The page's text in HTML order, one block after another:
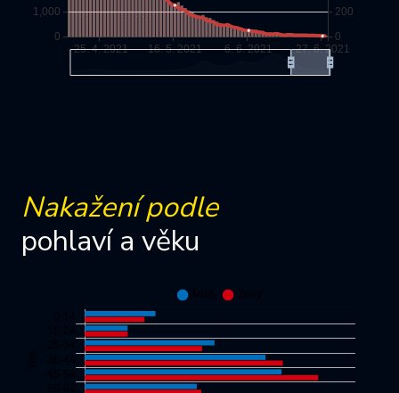
Nakažení podle
pohlaví a věku